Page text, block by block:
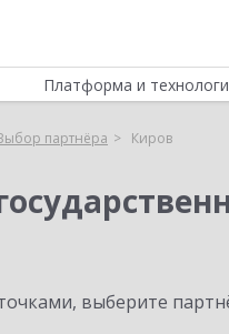
Платформа и
партнёра Киров
выберите